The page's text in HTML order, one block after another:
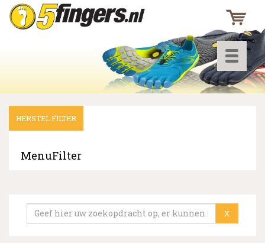
Toggle
▼
HERSTEL FILTER
MenuFilter
X